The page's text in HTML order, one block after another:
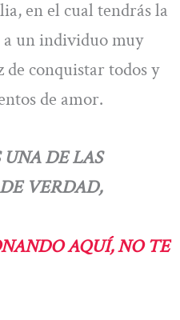
en el cual tendrás la
un individuo muy
de conquistar todos y
de amor.
DE LAS
VERDAD,
AQUÍ, NO TE